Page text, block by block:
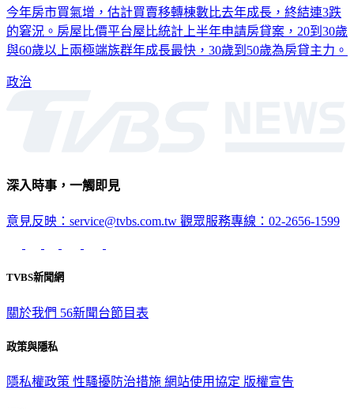
今年房市買氣增，估計買賣移轉棟數比去年成長，終結連3跌
的窘況。房屋比價平台屋比統計上半年申請房貸案，20到30歲
與60歲以上兩極端族群年成長最快，30歲到50歲為房貸主力。
政治
深入時事，一觸即見
意見反映：service@tvbs.com.tw 觀眾服務專線：02-2656-1599
TVBS新聞網
關於我們 56新聞台節目表
政策與隱私
隱私權政策 性騷擾防治措施 網站使用協定 版權宣告